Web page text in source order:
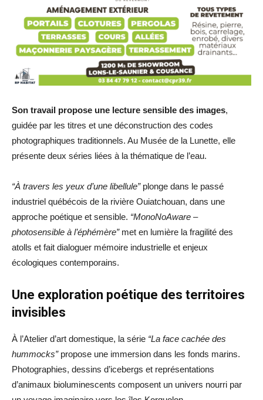
Son travail propose une lecture sensible des images,
guidée par les titres et une déconstruction des codes
photographiques traditionnels. Au Musée de la Lunette, elle
présente deux séries liées à la thématique de l’eau.
“À travers les yeux d’une libellule”plonge dans le passé
industriel québécois de la rivière Ouiatchouan, dans une
approche poétique et sensible. “MonoNoAware –
photosensible à l’éphémère”met en lumière la fragilité des
atolls et fait dialoguer mémoire industrielle et enjeux
écologiques contemporains.
Une exploration poétique des territoires
invisibles
À l’Atelier d’art domestique, la série “La face cachée des
hummocks”propose une immersion dans les fonds marins.
Photographies, dessins d’icebergs et représentations
d’animaux bioluminescents composent un univers nourri par